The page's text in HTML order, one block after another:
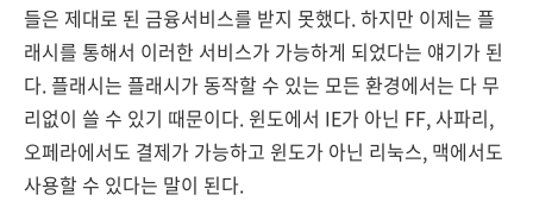
들은 제대로 된 금융서비스를 받지 못했다. 하지만 이제는 플
래시를 통해서 이러한 서비스가 가능하게 되었다는 얘기가 된
다. 플래시는 플래시가 동작할 수 있는 모든 환경에서는 다 무
리없이 쓸 수 있기 때문이다. 윈도에서 IE가 아닌 FF, 사파리,
오페라에서도 결제가 가능하고 윈도가 아닌 리눅스, 맥에서도
사용할 수 있다는 말이 된다.